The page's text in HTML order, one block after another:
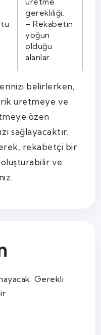
gerekliliği.
– Rekabetin
yoğun
olduğu
alanlar.
belirlerken,
üretmeye ve
özen
sağlayacaktır.
rekabetçi bir
ve
Gerekli